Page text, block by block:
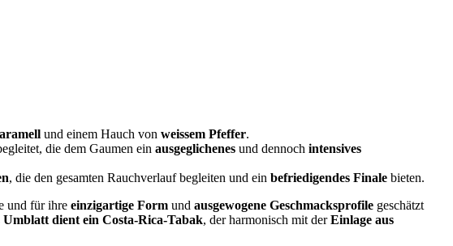
und einem Hauch von weissem Pfeffer.
die dem Gaumen ein ausgeglichenes und dennoch intensives
, die den gesamten Rauchverlauf begleiten und ein befriedigendes Finale bieten.
und für ihre einzigartige Form und ausgewogene Geschmacksprofile geschätzt
Umblatt dient ein Costa-Rica-Tabak, der harmonisch mit derEinlage aus